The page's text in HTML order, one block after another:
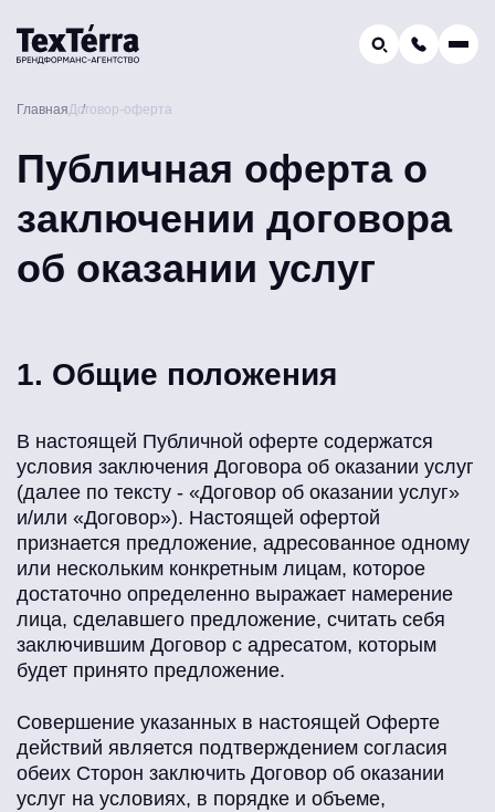
Телефон отдела продаж:
8 (800) 775-16-41
Наш e-mail:
ГлавнаяДоговор-оферта
Публичная оферта о
заключении договора
об оказании услуг
1. Общие положения
В настоящей Публичной оферте содержатся
условия заключения Договора об оказании услуг
(далее по тексту - «Договор об оказании услуг»
и/или «Договор»). Настоящей офертой
признается предложение, адресованное одному
или нескольким конкретным лицам, которое
достаточно определенно выражает намерение
лица, сделавшего предложение, считать себя
заключившим Договор с адресатом, которым
будет принято предложение.
Совершение указанных в настоящей Оферте
действий является подтверждением согласия
обеих Сторон заключить Договор об оказании
услуг на условиях, в порядке и объеме,